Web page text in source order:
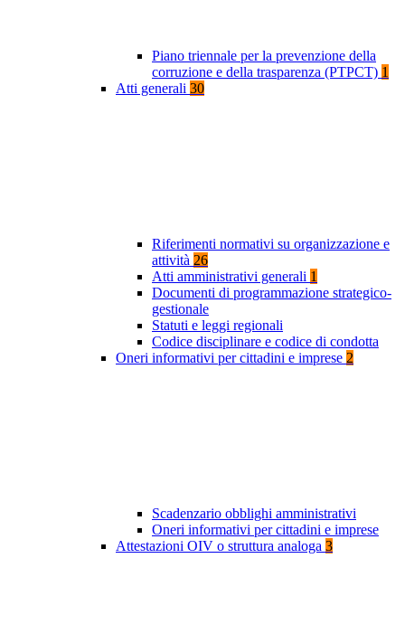
Piano triennale per la prevenzione della
corruzione e della trasparenza (PTPCT) 1
Atti generali 30
Riferimenti normativi su organizzazione e
attività 26
Atti amministrativi generali 1
Documenti di programmazione strategico-
gestionale
Statuti e leggi regionali
Codice disciplinare e codice di condotta
Oneri informativi per cittadini e imprese 2
Scadenzario obblighi amministrativi
Oneri informativi per cittadini e imprese
Attestazioni OIV o struttura analoga 3